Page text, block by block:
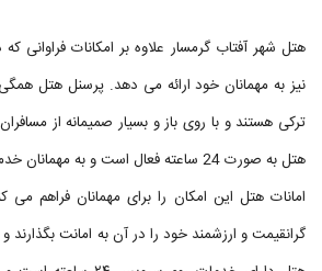
هتل شهر آفتاب گرمسار علاوه بر امکانات فراوانی
نیز به مهمانان خود ارائه می دهد. پرسنل هتل
ترکی هستند و با روی باز و بسیار صمیمانه از
هتل به صورت 24 ساعته فعال است و به
امانات هتل این امکان را برای مهمانان فراهم می
گرانقیمت و ارزشمند خود را در آن به امانت بگذارند